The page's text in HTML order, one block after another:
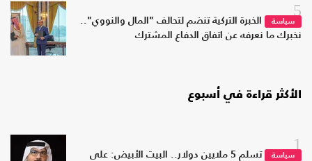
5
سياسة
الخبرة التركية تنضم لتحالف "المال والنووي"..
نخبرك ما نعرفه عن اتفاق الدفاع المشترك
الأكثر قراءة في أسبوع
1
سياسة
تسلم 5 ملايين دولار.. البيت الأبيض: على